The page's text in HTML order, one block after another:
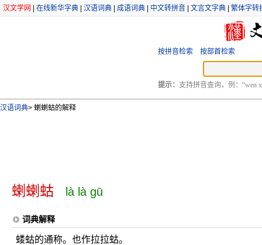
汉文学网 在线新华字典 汉语词典 成语词典 中文转拼音 文言文字典 繁体字转
按拼音检索 按部首检索
提示： 支持拼音查询，例：“wen
汉语词典> 蝲蝲蛄的解释
蝲蝲蛄 là là gū
词典解释
蝼蛄的通称。也作拉拉蛄。